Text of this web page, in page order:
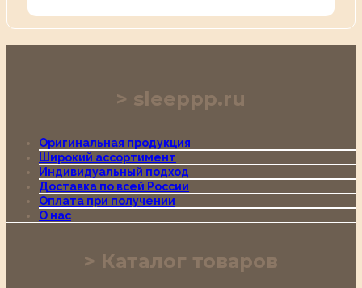
sleeppp.ru
Оригинальная продукция
Широкий ассортимент
Индивидуальный подход
Доставка по всей России
Оплата при получении
О нас
Каталог товаров